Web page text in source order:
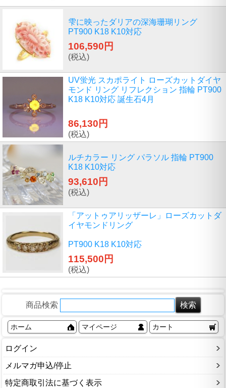
雫に映ったダリアの深海珊瑚リング
PT900 K18 K10対応
106,590円
(税込)
UV蛍光 スカポライト ローズカットダイヤ
モンド リング リフレクション 指輪 PT900
K18 K10対応 誕生石4月
86,130円
(税込)
ルチカラー リング パラソル 指輪 PT900
K18 K10対応
93,610円
(税込)
「アットゥアリッザーレ」ローズカットダ
イヤモンドリング
PT900 K18 K10対応
115,500円
(税込)
商品検索
ホーム マイページ カート
ログイン
メルマガ申込/停止
特定商取引法に基づく表示